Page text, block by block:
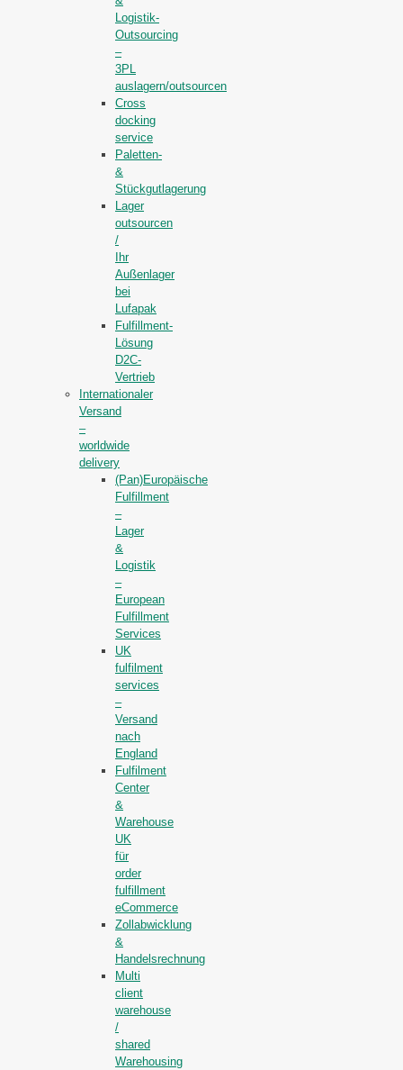
Logistik-
Outsourcing
–
3PL
auslagern/outsourcen
Cross
docking
service
Paletten-
&
Stückgutlagerung
Lager
outsourcen
/
Ihr
Außenlager
bei
Lufapak
Fulfillment-
Lösung
D2C-
Vertrieb
Internationaler
Versand
–
worldwide
delivery
(Pan)Europäische
Fulfillment
–
Lager
&
Logistik
–
European
Fulfillment
Services
UK
fulfilment
services
–
Versand
nach
England
Fulfilment
Center
&
Warehouse
UK
für
order
fulfillment
eCommerce
Zollabwicklung
&
Handelsrechnung
Multi
client
warehouse
/
shared
Warehousing